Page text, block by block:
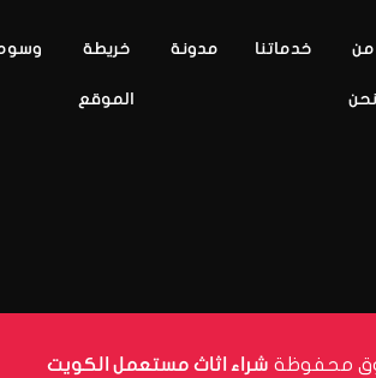
من
نحن
خدماتنا مدونة خريطة
الموقع
محفوظة شراء اثاث مستعمل الكويت